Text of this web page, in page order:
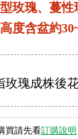
玫瑰、蔓
度含盆約
玫瑰成株後
買請先看訂購說明